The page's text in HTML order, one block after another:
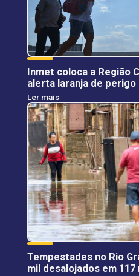
Inmet coloca a Região
alerta laranja de perigo
Ler mais
Tempestades no Rio
mil desalojados em 117